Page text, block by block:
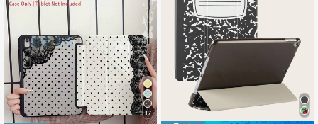
(10e génération), Galaxy Tab S6 Lit
e 10.4", Kindle Paperwhite (12e gén
ération, 2024), Kindle (11e générati
on, 2022), Kindle Colorsoft Signatur
e Edition, offre une protection douc
e contre les chocs, prend en charge
le support intelligent/réveil/veille au
tomatique, cadeau d'anniversaire
17